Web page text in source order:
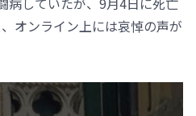
オンライン上には哀悼の声が